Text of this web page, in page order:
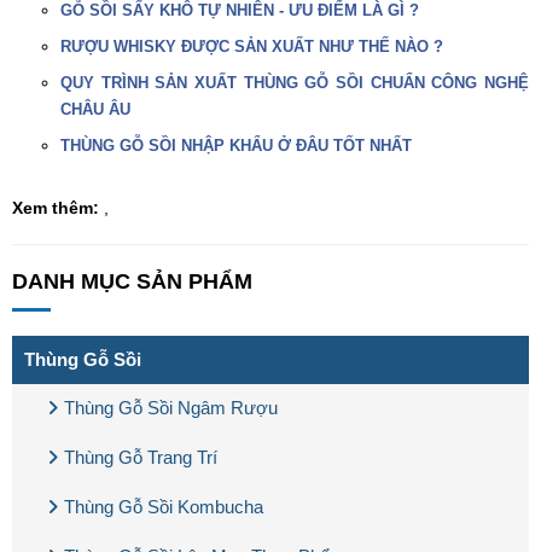
GỖ SỒI SẤY KHÔ TỰ NHIÊN - ƯU ĐIỂM LÀ GÌ ?
RƯỢU WHISKY ĐƯỢC SẢN XUẤT NHƯ THẾ NÀO ?
QUY TRÌNH SẢN XUẤT THÙNG GỖ SỒI CHUẨN CÔNG NGHỆ
CHÂU ÂU
THÙNG GỖ SỒI NHẬP KHẨU Ở ĐÂU TỐT NHẤT
Xem thêm:
DANH MỤC SẢN PHẨM
Thùng Gỗ Sồi
Thùng Gỗ Sồi Ngâm Rượu
Thùng Gỗ Trang Trí
Thùng Gỗ Sồi Kombucha